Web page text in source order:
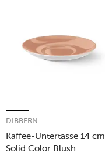
Kaffee-Untertasse 14 cm
Solid Color Blush
DIBBERN